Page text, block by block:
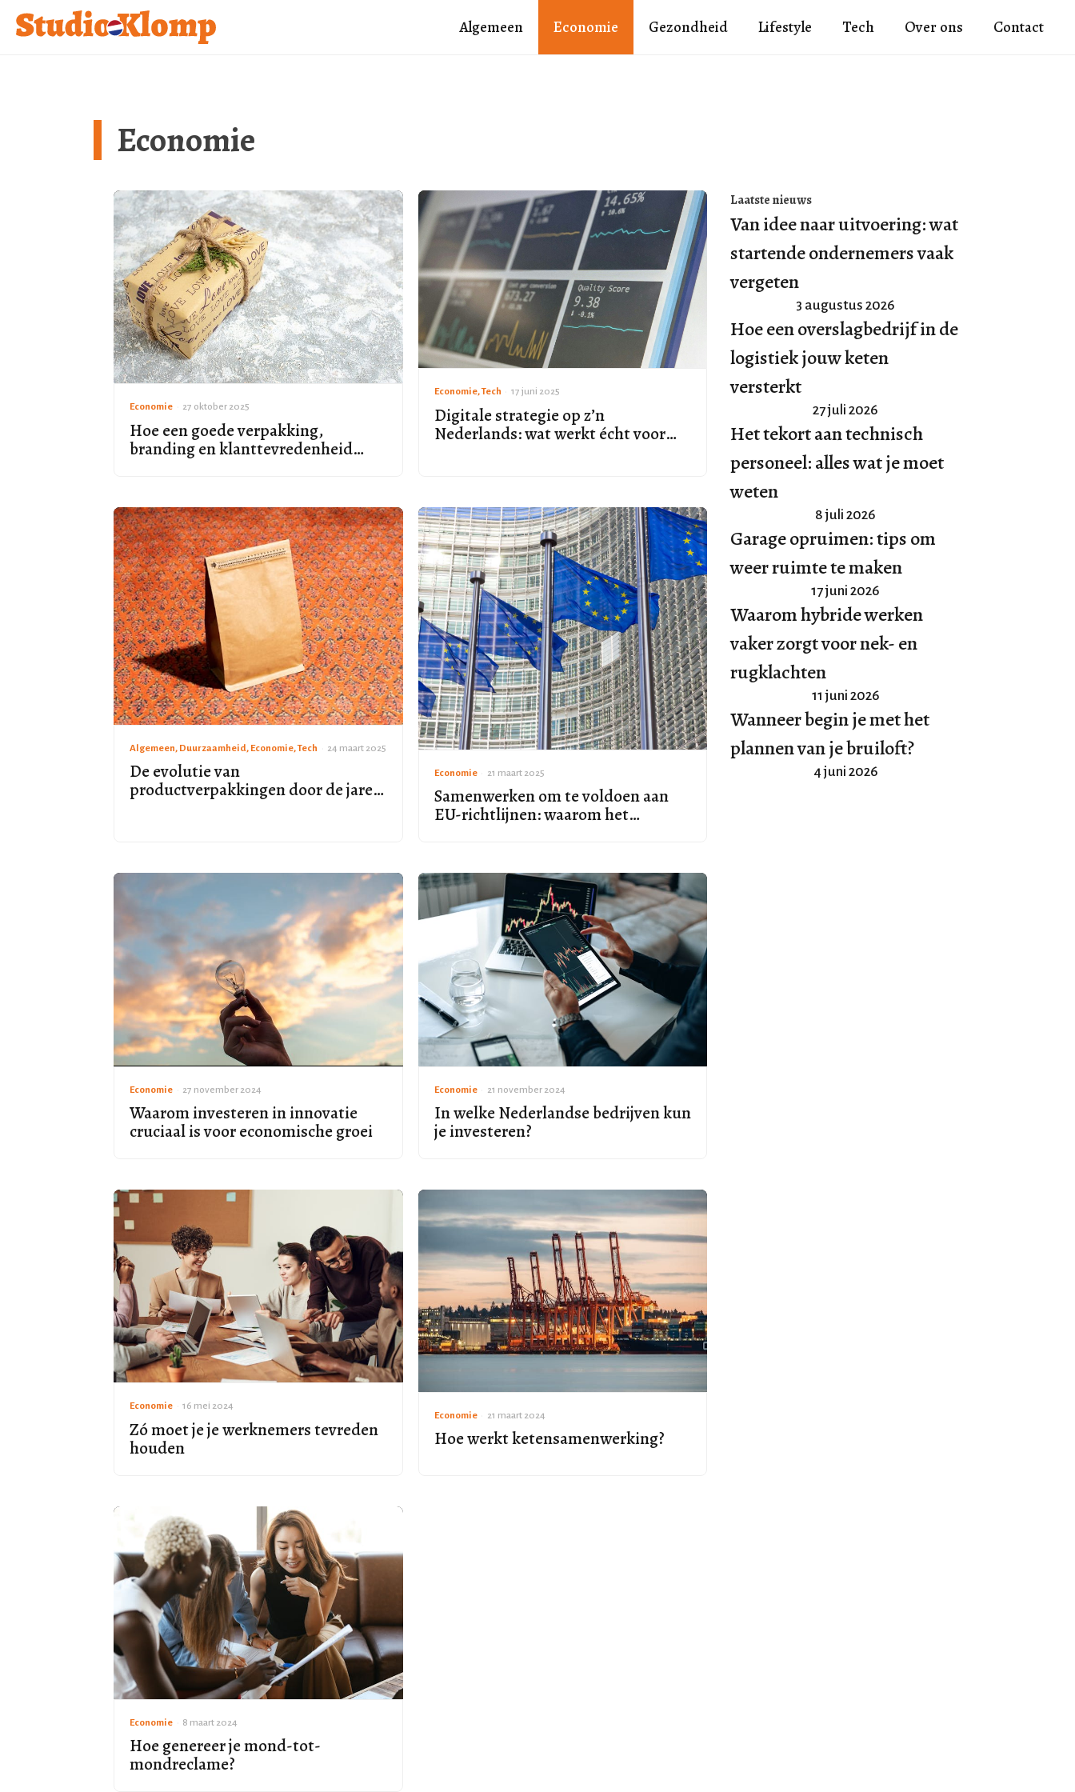
Algemeen Economie Gezondheid Lifestyle Tech Over ons Contact
Economie
Economie 27 oktober 2025
Hoe een goede verpakking,
branding en klanttevredenheid
Economie, Tech 17 juni 2025
Digitale strategie op z’n
Nederlands: wat werkt écht voor
Algemeen, Duurzaamheid, Economie, Tech 24 maart 2025
De evolutie van
productverpakkingen door de jaren
Economie 21 maart 2025
Samenwerken om te voldoen aan
EU-richtlijnen: waarom het
Economie 27 november 2024
Waarom investeren in innovatie
cruciaal is voor economische groei
Economie 21 november 2024
In welke Nederlandse bedrijven kun
je investeren?
Economie 16 mei 2024
Zó moet je je werknemers tevreden
houden
Economie 21 maart 2024
Hoe werkt ketensamenwerking?
Economie 8 maart 2024
Hoe genereer je mond-tot-
mondreclame?
Laatste nieuws
Van idee naar uitvoering: wat
startende ondernemers vaak
vergeten
3 augustus 2026
Hoe een overslagbedrijf in de
logistiek jouw keten
versterkt
27 juli 2026
Het tekort aan technisch
personeel: alles wat je moet
weten
8 juli 2026
Garage opruimen: tips om
weer ruimte te maken
17 juni 2026
Waarom hybride werken
vaker zorgt voor nek- en
rugklachten
11 juni 2026
Wanneer begin je met het
plannen van je bruiloft?
4 juni 2026